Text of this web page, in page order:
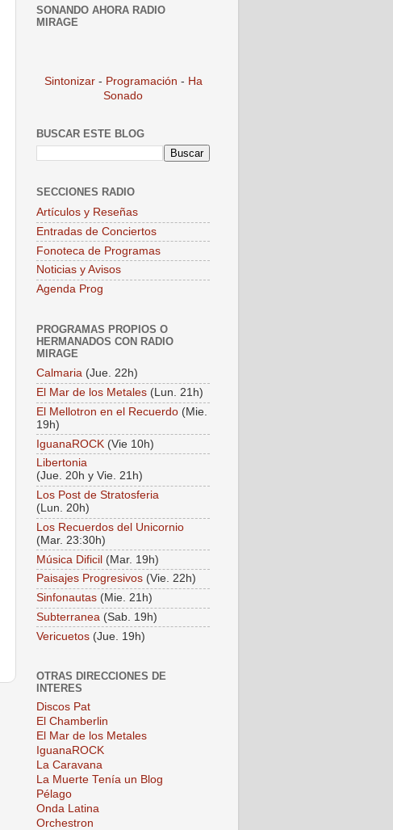
SONANDO AHORA RADIO
MIRAGE
Sintonizar - Programación - Ha
Sonado
BUSCAR ESTE BLOG
SECCIONES RADIO
Artículos y Reseñas
Entradas de Conciertos
Fonoteca de Programas
Noticias y Avisos
Agenda Prog
PROGRAMAS PROPIOS O
HERMANADOS CON RADIO
MIRAGE
Calmaria (Jue. 22h)
El Mar de los Metales (Lun. 21h)
El Mellotron en el Recuerdo (Mie.
19h)
IguanaROCK (Vie 10h)
Libertonia
(Jue. 20h y Vie. 21h)
Los Post de Stratosferia
(Lun. 20h)
Los Recuerdos del Unicornio
(Mar. 23:30h)
Música Dificil (Mar. 19h)
Paisajes Progresivos (Vie. 22h)
Sinfonautas (Mie. 21h)
Subterranea (Sab. 19h)
Vericuetos (Jue. 19h)
OTRAS DIRECCIONES DE
INTERES
Discos Pat
El Chamberlin
El Mar de los Metales
IguanaROCK
La Caravana
La Muerte Tenía un Blog
Pélago
Onda Latina
Orchestron